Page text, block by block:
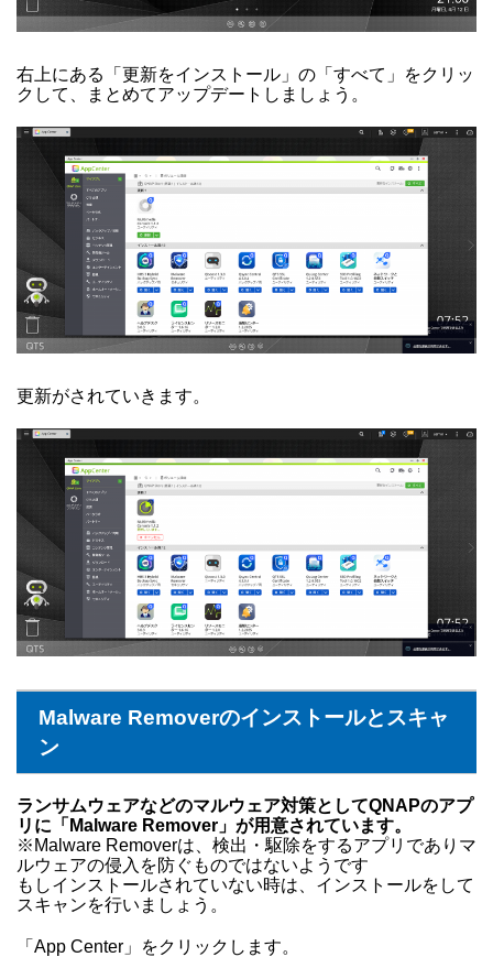
右上にある「更新をインストール」の「すべて」をクリッ
クして、まとめてアップデートしましょう。
更新がされていきます。
Malware Removerのインストールとスキャ
ン
ランサムウェアなどのマルウェア対策としてQNAPのアプ
リに「Malware Remover」が用意されています。
※Malware Removerは、検出・駆除をするアプリでありマ
ルウェアの侵入を防ぐものではないようです
もしインストールされていない時は、インストールをして
スキャンを行いましょう。
「App Center」をクリックします。